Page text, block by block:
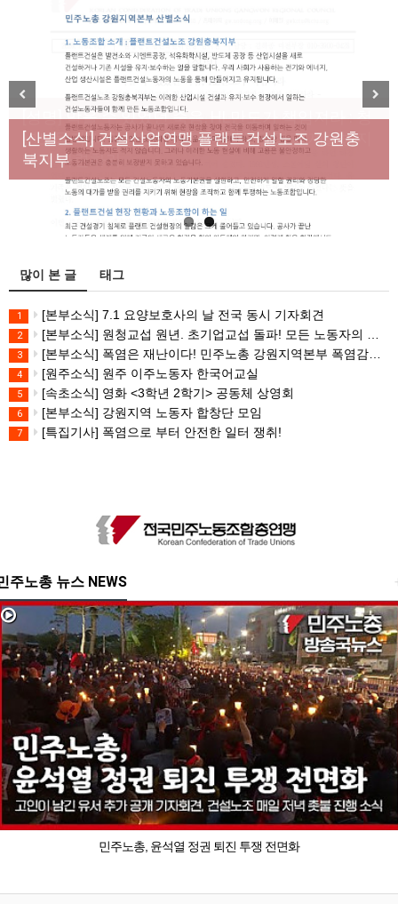
[성명] 막을 수 있었던 죽음, HL만도가 책임져라 : 청
년노동자 사망사고의 철저한 진상규명과 재발방지
대책 마련하라
[산별소식] 건설산업연맹 플랜트건설노조 강원충
북지부
Previous Next
많이 본 글 태그
1 [본부소식] 7.1 요양보호사의 날 전국 동시 기자회견
2 [본부소식] 원청교섭 원년. 초기업교섭 돌파! 모든 노동자의 노동기본권 쟁취! 민주노총 7.15 총파업대회
3 [본부소식] 폭염은 재난이다! 민주노총 강원지역본부 폭염감시단 선포 기자회견
4 [원주소식] 원주 이주노동자 한국어교실
5 [속초소식] 영화 <3학년 2학기> 공동체 상영회
6 [본부소식] 강원지역 노동자 합창단 모임
7 [특집기사] 폭염으로 부터 안전한 일터 쟁취!
주노총 뉴스 NEWS
민주노총, 윤석열 정권 퇴진 투쟁 전면화